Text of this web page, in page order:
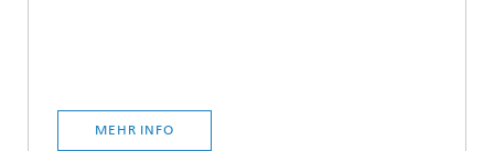
MEHR INFO